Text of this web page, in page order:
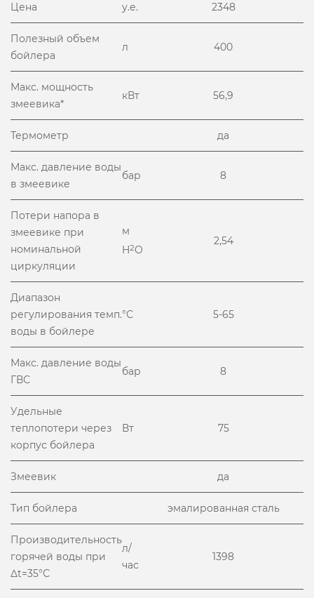
Цена у.е. 2348
Полезный объем
бойлера
л 400
Макс. мощность
змеевика*
кВт 56,9
Термометр да
Макс. давление воды
в змеевике
бар 8
Потери напора в
змеевике при
номинальной
циркуляции
м
H2O
2,54
Диапазон
регулирования темп.
воды в бойлере
°С 5-65
Макс. давление воды
ГВС
бар 8
Удельные
теплопотери через
корпус бойлера
Вт 75
Змеевик да
Тип бойлера эмалированная сталь
Производительность
горячей воды при
Δt=35°С
л/
час
1398